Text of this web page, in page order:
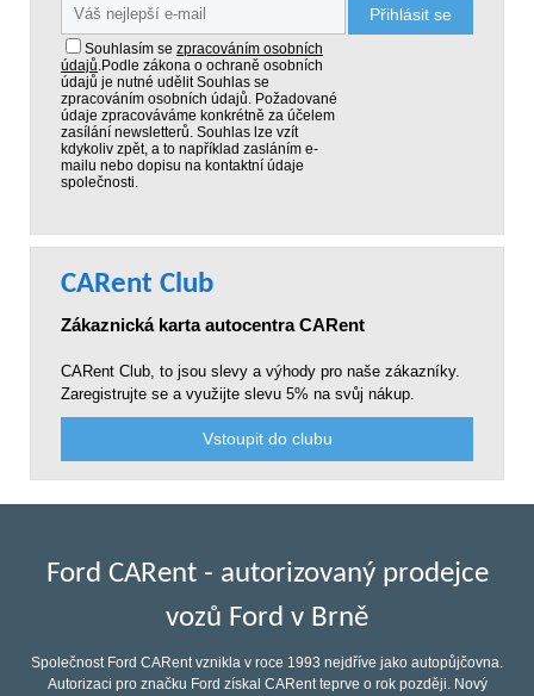
Přihlásit se
Souhlasím se zpracováním osobních
údajů.Podle zákona o ochraně osobních
údajů je nutné udělit Souhlas se
zpracováním osobních údajů. Požadované
údaje zpracováváme konkrétně za účelem
zasílání newsletterů. Souhlas lze vzít
kdykoliv zpět, a to například zasláním e-
mailu nebo dopisu na kontaktní údaje
společnosti.
CARent Club
Zákaznická karta autocentra CARent
CARent Club, to jsou slevy a výhody pro naše zákazníky.
Zaregistrujte se a využijte slevu 5% na svůj nákup.
Vstoupit do clubu
Ford CARent - autorizovaný prodejce
vozů Ford v Brně
Společnost Ford CARent vznikla v roce 1993 nejdříve jako autopůjčovna.
Autorizaci pro značku Ford získal CARent teprve o rok později. Nový